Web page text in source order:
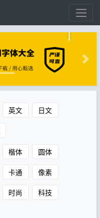
英文 日文
楷体 圆体
卡通 像素
时尚 科技